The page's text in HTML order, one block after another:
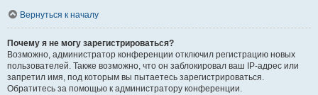
Вернуться к началу
Почему я не могу зарегистрироваться?
Возможно, администратор конференции отключил регистрацию новых
пользователей. Также возможно, что он заблокировал ваш IP-адрес или
запретил имя, под которым вы пытаетесь зарегистрироваться.
Обратитесь за помощью к администратору конференции.